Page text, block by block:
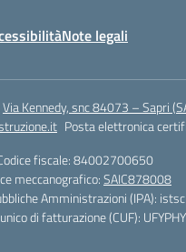
Note legali
Via Kennedy, snc 84073 – Sapri
Posta elettronica
fiscale: 84002700650
meccanografico:SAIC878008
Amministrazioni (IPA):
di fatturazione (CUF): UFYPHY